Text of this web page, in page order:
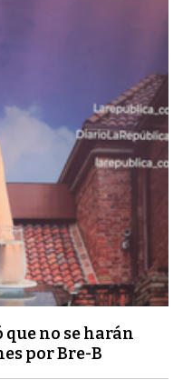
no se harán
por Bre-B